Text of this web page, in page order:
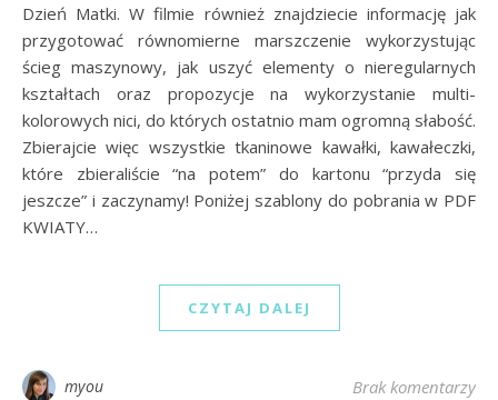
Dzień Matki. W filmie również znajdziecie informację jak
przygotować równomierne marszczenie wykorzystując
ścieg maszynowy, jak uszyć elementy o nieregularnych
kształtach oraz propozycje na wykorzystanie multi-
kolorowych nici, do których ostatnio mam ogromną słabość.
Zbierajcie więc wszystkie tkaninowe kawałki, kawałeczki,
które zbieraliście “na potem” do kartonu “przyda się
jeszcze” i zaczynamy! Poniżej szablony do pobrania w PDF
KWIATY…
CZYTAJ DALEJ
myou Brak komentarzy